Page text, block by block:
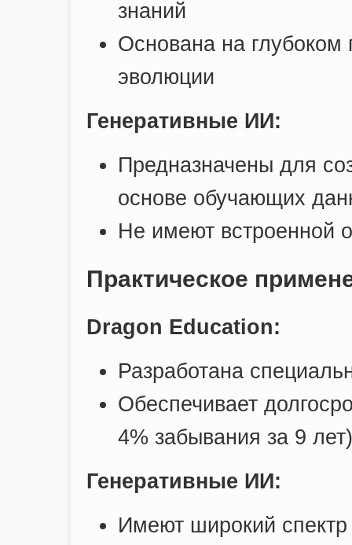
знаний
Основана на
эволюции
Генеративные ИИ:
Предназначены для
основе обучающих
Не имеют встроенной
Практическое
Dragon Education:
Разработана
Обеспечивает
4% забывания за 9 лет)
Генеративные ИИ:
Имеют широкий